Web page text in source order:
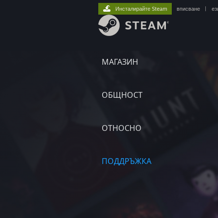
МАГАЗИН
ОБЩНОСТ
ОТНОСНО
ПОДДРЪЖКА
Инсталирайте Steam вписване